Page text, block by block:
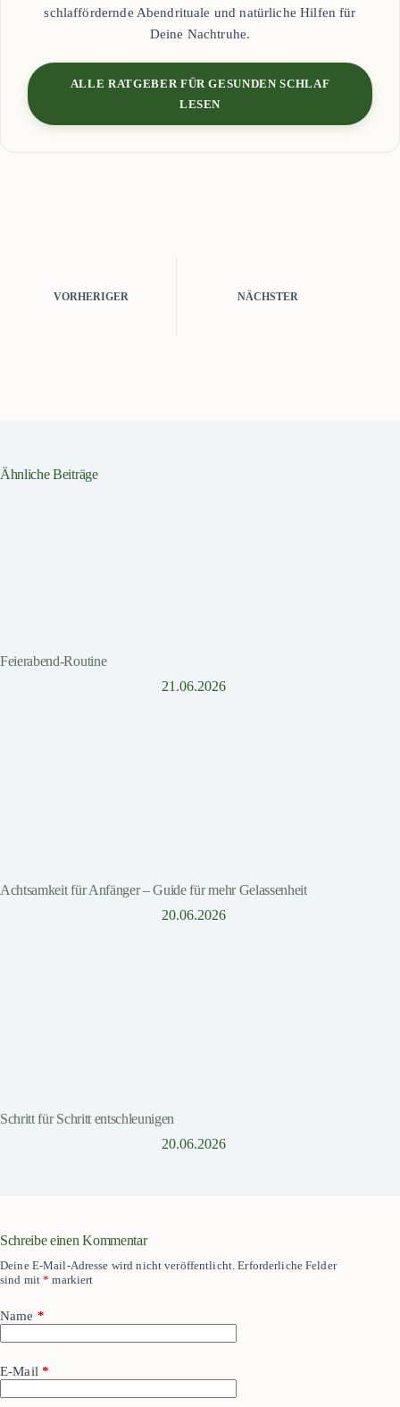
schlaffördernde Abendrituale und natürliche Hilfen für
Deine Nachtruhe.
ALLE RATGEBER FÜR GESUNDEN SCHLAF
LESEN
VORHERIGER NÄCHSTER
Ähnliche Beiträge
Feierabend-Routine
21.06.2026
Achtsamkeit für Anfänger – Guide für mehr Gelassenheit
20.06.2026
Schritt für Schritt entschleunigen
20.06.2026
Schreibe einen Kommentar
Deine E-Mail-Adresse wird nicht veröffentlicht. Erforderliche Felder
sind mit* markiert
Name *
E-Mail *